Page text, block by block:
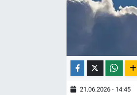
21.06.2026 - 14:45